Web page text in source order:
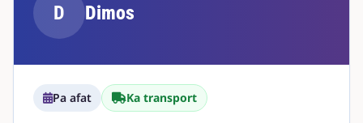
D Dimos
Pa afat Ka transport